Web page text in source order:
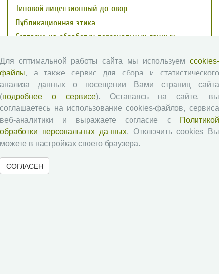
Типовой лицензионный договор
Публикационная этика
Согласие на обработку персональных данных
Рецензентам
Памятка рецензенту
Положение о рецензировании
Форма рецензии
Журналы ВолНЦ РАН
Для оптимальной работы сайта мы используем cookies-
файлы, а также сервис для сбора и статистического
анализа данных о посещении Вами страниц сайта
(подробнее о сервисе). Оставаясь на сайте, вы
соглашаетесь на использование cookies-файлов, сервиса
веб-аналитики и выражаете согласие с
Политикой
обработки персональных данных. Отключить cookies Вы
можете в настройках своего браузера.
СОГЛАСЕН